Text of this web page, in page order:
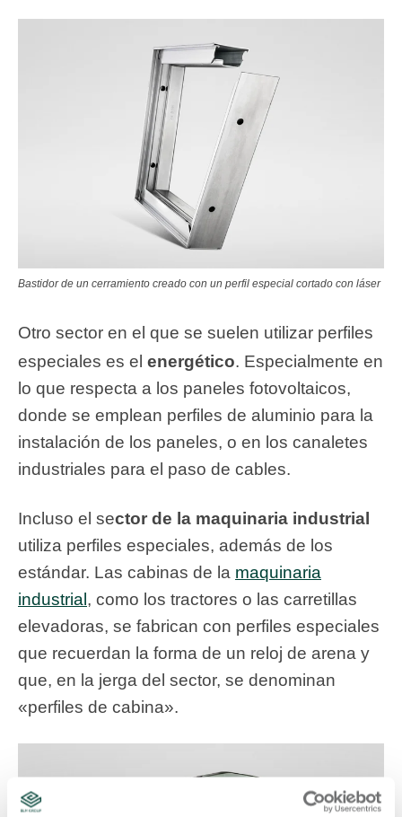
Bastidor de un cerramiento creado con un perfil especial cortado con láser
Otro sector en el que se suelen utilizar perfiles
especiales es el energético. Especialmente en
lo que respecta a los paneles fotovoltaicos,
donde se emplean perfiles de aluminio para la
instalación de los paneles, o en los canaletes
industriales para el paso de cables.
Incluso el sector de la maquinaria industrial
utiliza perfiles especiales, además de los
estándar. Las cabinas de la maquinaria
industrial, como los tractores o las carretillas
elevadoras, se fabrican con perfiles especiales
que recuerdan la forma de un reloj de arena y
que, en la jerga del sector, se denominan
«perfiles de cabina».